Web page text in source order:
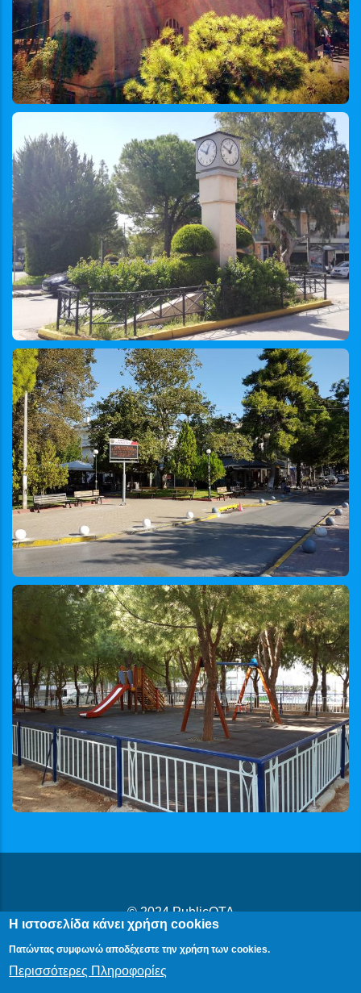
© 2024PublicOTA
Δήλωση Προβασιμότητας|Cookies|Πολιτική Προστασίας
Προσωπικών Δεδομένων
Η ιστοσελίδα κάνει χρήση cookies
Πατώντας συμφωνώ αποδέχεστε την χρήση των cookies.
Περισσότερες Πληροφορίες